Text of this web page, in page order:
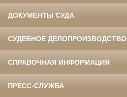
ДОКУМЕНТЫ СУДА
СУДЕБНОЕ ДЕЛОПРОИЗВОДСТВО
СПРАВОЧНАЯ ИНФОРМАЦИЯ
ПРЕСС-СЛУЖБА